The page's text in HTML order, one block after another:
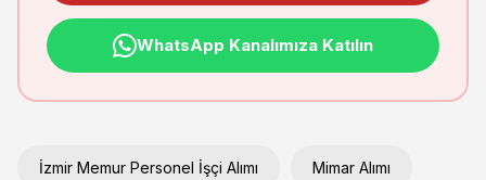
WhatsApp Kanalımıza Katılın
İzmir Memur Personel İşçi Alımı Mimar Alımı